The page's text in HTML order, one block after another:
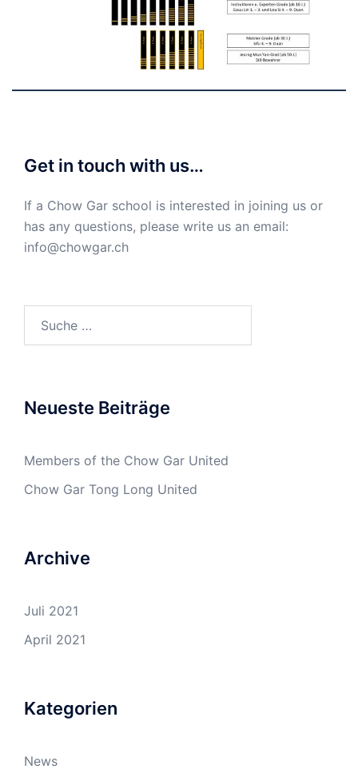
Get in touch with us…
If a Chow Gar school is interested in joining us or
has any questions, please write us an email:
info@chowgar.ch
Neueste Beiträge
Members of the Chow Gar United
Chow Gar Tong Long United
Archive
Juli 2021
April 2021
Kategorien
News